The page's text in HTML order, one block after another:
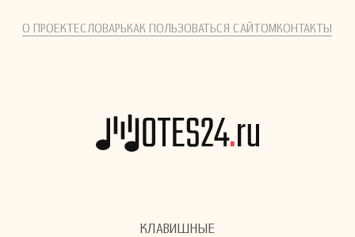
О ПРОЕКТЕСЛОВАРЬКАК ПОЛЬЗОВАТЬСЯ САЙТОМКОНТАКТЫ
КЛАВИШНЫЕ